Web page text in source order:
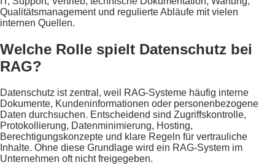
Qualitätsmanagement und regulierte Abläufe mit vielen
internen Quellen.
Welche Rolle spielt Datenschutz bei
RAG?
Datenschutz ist zentral, weil RAG-Systeme häufig interne
Dokumente, Kundeninformationen oder personenbezogene
Daten durchsuchen. Entscheidend sind Zugriffskontrolle,
Protokollierung, Datenminimierung, Hosting,
Berechtigungskonzepte und klare Regeln für vertrauliche
Inhalte. Ohne diese Grundlage wird ein RAG-System im
Unternehmen oft nicht freigegeben.